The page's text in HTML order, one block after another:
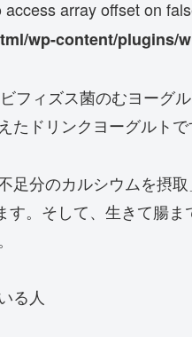
access array offset on
wp-content/plugins/
フィズス菌のむヨーグ
たドリンクヨーグルトで
足分のカルシウムを摂
す。そして、生きて腸
る人